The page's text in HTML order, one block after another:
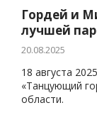
Гордей и
лучшей
20.08.2025
18 августа
«Танцующий
области.